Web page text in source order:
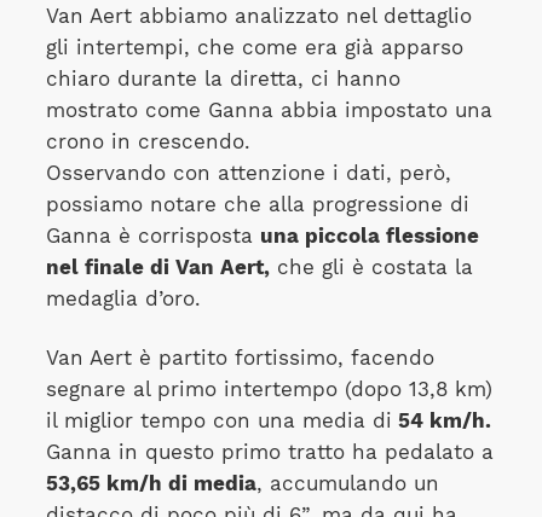
Van Aert abbiamo analizzato nel dettaglio
gli intertempi, che come era già apparso
chiaro durante la diretta, ci hanno
mostrato come Ganna abbia impostato una
crono in crescendo.
Osservando con attenzione i dati, però,
possiamo notare che alla progressione di
Ganna è corrisposta una piccola flessione
nel finale di Van Aert,che gli è costata la
medaglia d’oro.
Van Aert è partito fortissimo, facendo
segnare al primo intertempo (dopo 13,8 km)
il miglior tempo con una media di 54 km/h.
Ganna in questo primo tratto ha pedalato a
53,65 km/h di media, accumulando un